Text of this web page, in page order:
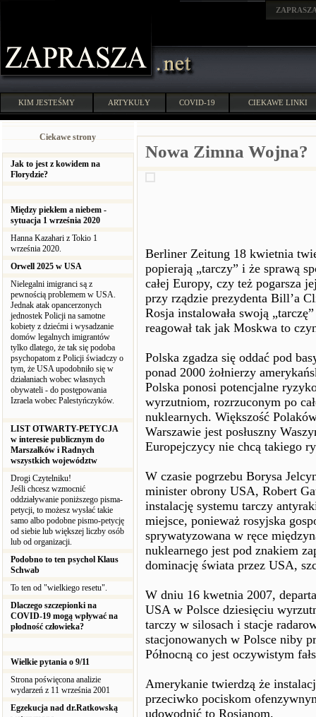
KIM JESTEŚMY ARTYKUŁY COVID-19 CIEKAWE LINKI
Ciekawe strony
Jak to jest z kowidem na
Florydzie?
Między piekłem a niebem -
sytuacja 1 września 2020
Hanna Kazahari z Tokio 1
września 2020.
Orwell 2025 w USA
Nielegalni imigranci są z
pewnością problemem w USA.
Jednak atak opancerzonych
jednostek Policji na samotne
kobiety z dziećmi i wysadzanie
domów legalnych imigrantów
tylko dlatego, że tak się podoba
psychopatom z Policji świadczy o
tym, że USA upodobniło się w
działaniach wobec własnych
obywateli - do postępowania
Izraela wobec Palestyńczyków.
LIST OTWARTY-PETYCJA
w interesie publicznym do
Marszałków i Radnych
wszystkich województw
Drogi Czytelniku!
Jeśli chcesz wzmocnić
oddziaływanie poniższego pisma-
petycji, to możesz wysłać takie
samo albo podobne pismo-petycję
od siebie lub większej liczby osób
lub od organizacji.
Podobno to ten psychol Klaus
Schwab
To ten od "wielkiego resetu".
Dlaczego szczepionki na
COVID-19 mogą wpływać na
płodność człowieka?
Wielkie pytania o 9/11
Strona poświęcona analizie
wydarzeń z 11 września 2001
Egzekucja nad dr.Ratkowską
Nowa Zimna Wojna?
Berliner Zeitung 18 kwietnia
popierają „tarczy” i że sprawą
całej Europy, czy też pogarsza
przy rządzie prezydenta Bill’a
Rosja instalowała swoją
reagował tak jak Moskwa to
Polska zgadza się oddać pod
ponad 2000 żołnierzy
Polska ponosi potencjalne
wyrzutniom, rozrzuconym po
nuklearnych. Większość
Warszawie jest posłuszny
Europejczycy nie chcą takiego
W czasie pogrzebu Borysa
minister obrony USA, Robert
instalację systemu tarczy
miejsce, ponieważ rosyjska
sprywatyzowana w ręce
nuklearnego jest pod znakiem
dominację świata przez USA,
W dniu 16 kwetnia 2007,
USA w Polsce dziesięciu
tarczy w silosach i stacje
stacjonowanych w Polsce niby
Północną co jest oczywistym
Amerykanie twierdzą że
przeciwko pociskom
udowodnić to Rosjanom.